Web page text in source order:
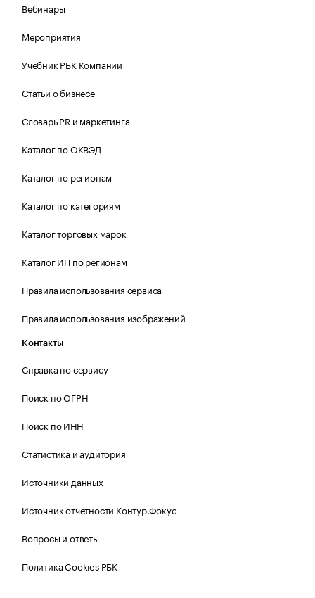
Вебинары
Мероприятия
Учебник РБК Компании
Статьи о бизнесе
Словарь PR и маркетинга
Каталог по ОКВЭД
Каталог по регионам
Каталог по категориям
Каталог торговых марок
Каталог ИП по регионам
Правила использования сервиса
Правила использования изображений
Контакты
Справка по сервису
Поиск по ОГРН
Поиск по ИНН
Статистика и аудитория
Источники данных
Источник отчетности Контур.Фокус
Вопросы и ответы
Политика Cookies РБК